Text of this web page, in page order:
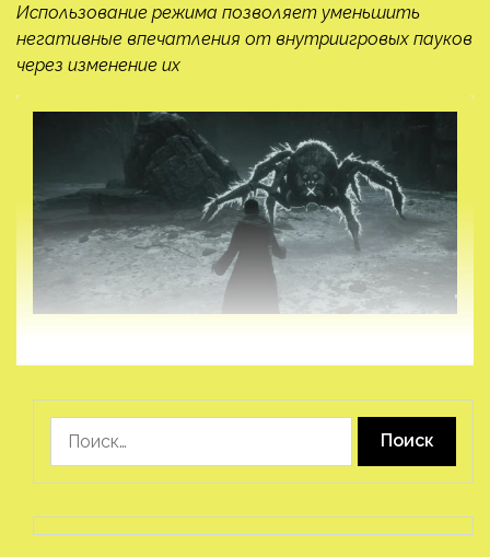
Использование режима позволяет уменьшить
негативные впечатления от внутриигровых пауков
через изменение их